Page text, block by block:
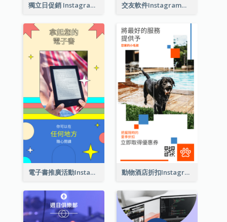
獨立日促銷 Instagram限時動態 交友軟件Instagram限時動態
電子書推廣活動Instagram限時動態 動物酒店折扣Instagram限時動態